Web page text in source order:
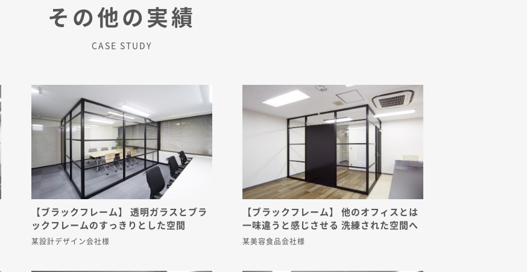
その他の実績
CASE STUDY
【ブラックフレーム】 透明ガラスとブラ
ックフレームのすっきりとした空間
某設計デザイン会社様
【ブラックフレーム】 他のオフィスとは
一味違うと感じさせる 洗練された空間へ
某美容食品会社様